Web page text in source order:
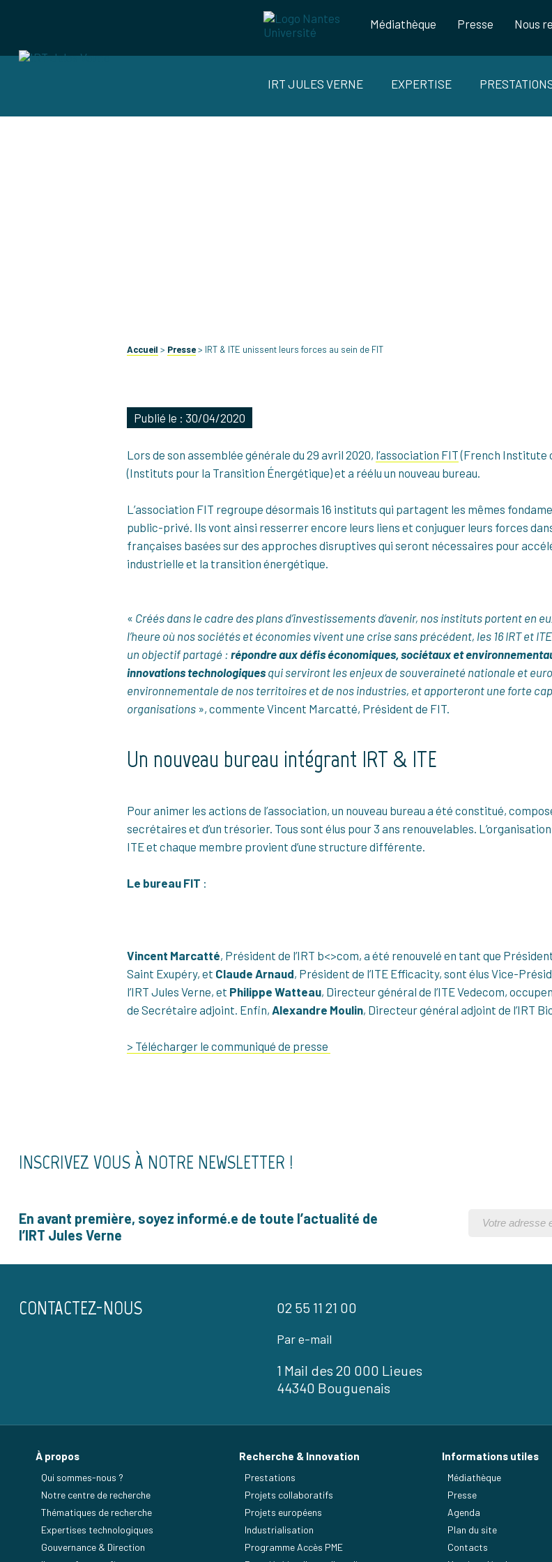
Médiathèque Presse Nous
IRT JULES VERNE EXPERTISE
Accueil > Presse> IRT & ITE unissent leurs forces au sein de FIT
Publié le : 30/04/2020
Lors de son assemblée générale du 29 avril 2020, l’association FIT(French Institute
(Instituts pour la Transition Énergétique) et a réélu un nouveau bureau.
L’association FIT regroupe désormais 16 instituts qui partagent les mêmes
public-privé. Ils vont ainsi resserrer encore leurs liens et conjuguer leurs forces
françaises basées sur des approches disruptives qui seront nécessaires pour
industrielle et la transition énergétique.
« Créés dans le cadre des plans d’investissements d’avenir, nos instituts portent en
l’heure où nos sociétés et économies vivent une crise sans précédent, les 16 IRT et
un objectif partagé : répondre aux défis économiques, sociétaux et
innovations technologiques qui serviront les enjeux de souveraineté nationale et
environnementale de nos territoires et de nos industries, et apporteront une forte
organisations », commente Vincent Marcatté, Président de FIT.
Un nouveau bureau intégrant IRT & ITE
Pour animer les actions de l’association, un nouveau bureau a été constitué,
secrétaires et d’un trésorier. Tous sont élus pour 3 ans renouvelables.
ITE et chaque membre provient d’une structure différente.
Le bureau FIT :
Vincent Marcatté, Président de l’IRT b<>com, a été renouvelé en tant que
Saint Exupéry, et Claude Arnaud, Président de l’ITE Efficacity, sont élus Vice-
l’IRT Jules Verne, et Philippe Watteau, Directeur général de l’ITE Vedecom,
de Secrétaire adjoint. Enfin, Alexandre Moulin, Directeur général adjoint de l’IRT
> Télécharger le communiqué de presse
INSCRIVEZ VOUS À NOTRE NEWSLETTER !
En avant première, soyez informé.e de toute l’actualité de
l’IRT Jules Verne
CONTACTEZ-NOUS 02 55 11 21 00
Par e-mail
1 Mail des 20 000 Lieues
44340 Bouguenais
À propos
Qui sommes-nous ?
Notre centre de recherche
Thématiques de recherche
Expertises technologiques
Gouvernance & Direction
Recherche & Innovation
Prestations
Projets collaboratifs
Projets européens
Industrialisation
Programme Accès PME
Informations utiles
Médiathèque
Presse
Agenda
Plan du site
Contacts